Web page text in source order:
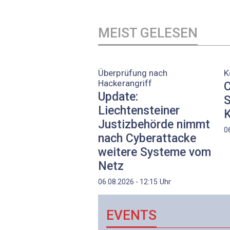
MEIST GELESEN
Überprüfung nach
Hackerangriff
Update:
Liechtensteiner
Justizbehörde nimmt
nach Cyberattacke
weitere Systeme vom
Netz
06.08.2026 - 12:15 Uhr
EVENTS